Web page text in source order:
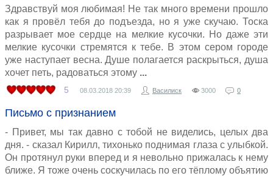
Здравствуй моя любимая! Не так много времени прошло
как я провёл тебя до подъезда, но я уже скучаю. Тоска
разрывает мое сердце на мелкие кусочки. Но даже эти
мелкие кусочки стремятся к тебе. В этом сером городе
уже наступает весна. Душе полагается раскрыться, душа
хочет петь, радоваться этому
5 08.03.2018 20:39 Василиск 3000 0
Письмо с признанием
- Привет, мы так давно с тобой не виделись, целых два
дня. - сказал Кирилл, тихонько поднимая глаза с улыбкой.
Он протянул руки вперед и я невольно прижалась к нему
ближе. Я тоже очень соскучилась по его тёплому объятию